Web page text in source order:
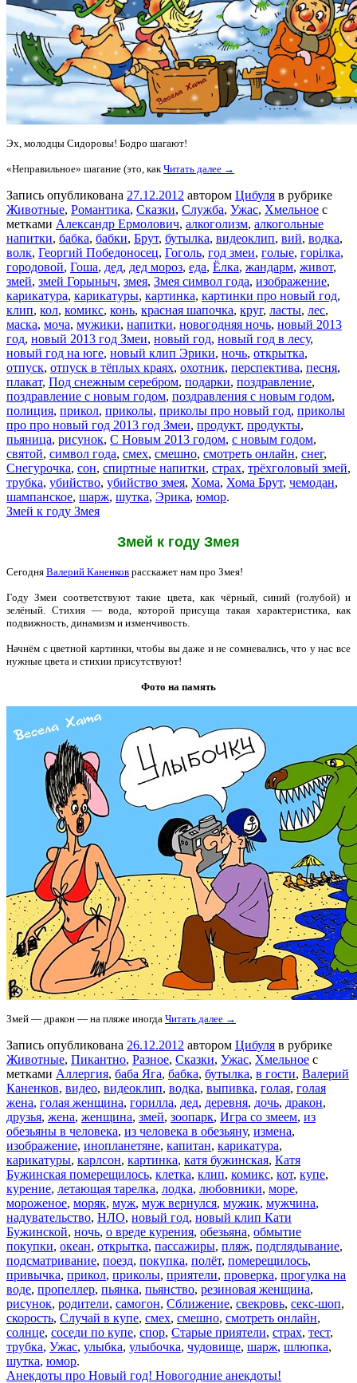
Эх, молодцы Сидоровы! Бодро шагают!
«Неправильное» шагание (это, какЧитать далее →
Запись опубликована 27.12.2012 автором Цибуля в рубрике
Животные, Романтика, Сказки, Служба, Ужас, Хмельное с
метками Александр Ермолович, алкоголизм, алкогольные
напитки, бабка, бабки, Брут, бутылка, видеоклип, вий, водка,
волк, Георгий Победоносец, Гоголь, год змеи, голые, горілка,
городовой, Гоша, дед, дед мороз, еда, Ёлка, жандарм, живот,
змей, змей Горыныч, змея, Змея символ года, изображение,
карикатура, карикатуры, картинка, картинки про новый год,
клип, кол, комикс, конь, красная шапочка, круг, ласты, лес,
маска, моча, мужики, напитки, новогодняя ночь, новый 2013
год, новый 2013 год Змеи, новый год, новый год в лесу,
новый год на юге, новый клип Эрики, ночь, открытка,
отпуск, отпуск в тёплых краях, охотник, перспектива, песня,
плакат, Под снежным серебром, подарки, поздравление,
поздравление с новым годом, поздравления с новым годом,
полиция, прикол, приколы, приколы про новый год, приколы
про про новый год 2013 год Змеи, продукт, продукты,
пьяница, рисунок, С Новым 2013 годом, с новым годом,
святой, символ года, смех, смешно, смотреть онлайн, снег,
Снегурочка, сон, спиртные напитки, страх, трёхголовый змей,
трубка, убийство, убийство змея, Хома, Хома Брут, чемодан,
шампанское, шарж, шутка, Эрика, юмор.
Змей к году Змея
Змей к году Змея
Сегодня Валерий Каненков расскажет нам про Змея!
Году Змеи соответствуют такие цвета, как чёрный, синий (голубой) и
зелёный. Стихия — вода, которой присуща такая характеристика, как
подвижность, динамизм и изменчивость.
Начнём с цветной картинки, чтобы вы даже и не сомневались, что у нас все
нужные цвета и стихии присутствуют!
Фото на память
Змей — дракон — на пляже иногда Читать далее →
Запись опубликована 26.12.2012 автором Цибуля в рубрике
Животные, Пикантно, Разное, Сказки, Ужас, Хмельное с
метками Аллергия, баба Яга, бабка, бутылка, в гости, Валерий
Каненков, видео, видеоклип, водка, выпивка, голая, голая
жена, голая женщина, горилла, дед, деревня, дочь, дракон,
друзья, жена, женщина, змей, зоопарк, Игра со змеем, из
обезьяны в человека, из человека в обезьяну, измена,
изображение, инопланетяне, капитан, карикатура,
карикатуры, карлсон, картинка, катя бужинская, Катя
Бужинская померещилось, клетка, клип, комикс, кот, купе,
курение, летающая тарелка, лодка, любовники, море,
мороженое, моряк, муж, муж вернулся, мужик, мужчина,
надувательство, НЛО, новый год, новый клип Кати
Бужинской, ночь, о вреде курения, обезьяна, обмытие
покупки, океан, открытка, пассажиры, пляж, подглядывание,
подсматривание, поезд, покупка, полёт, померещилось,
привычка, прикол, приколы, приятели, проверка, прогулка на
воде, пропеллер, пьянка, пьянство, резиновая женщина,
рисунок, родители, самогон, Сближение, свекровь, секс-шоп,
скорость, Случай в купе, смех, смешно, смотреть онлайн,
солнце, соседи по купе, спор, Старые приятели, страх, тест,
трубка, Ужас, улыбка, улыбочка, чудовище, шарж, шлюпка,
шутка, юмор.
Анекдоты про Новый год! Новогодние анекдоты!